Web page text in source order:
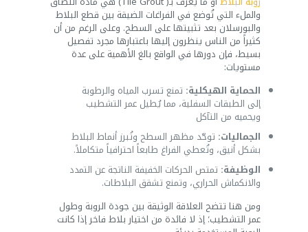
والملء التي تُوضع في الفراغات الضيقة بين قطع البلاط
والبورسلان بعد تثبيتها على السطح. وعلى الرغم من أن
كثيراً من الناس ينظرون إليها باعتبارها مجرد تفصيل
بسيط، فإن دورها في الواقع بالغ الأهمية على عدة
مستويات:
الحماية الهيكلية: تمنع تسرب المياه والرطوبة
إلى الطبقات السفلية، مما يُطيل عمر التشطيب
ويحميه من التآكل
الجماليات: توحّد مظهر السطح وتُبرز أنماط البلاط
بشكل أنيق، وتُعطي الفراغ طابعاً احترافياً متكاملاً.
الوظيفة: تمتص الحركات الخفيفة الناتجة عن التمدد
والانكماش الحراري، وتمنع تشقق البلاطات.
ومن هنا تتضح العلاقة الوثيقة بين جودة الروبة وطول
عمر التشطيب؛ إذ لا فائدة من اختيار بلاط فاخر إذا كانت